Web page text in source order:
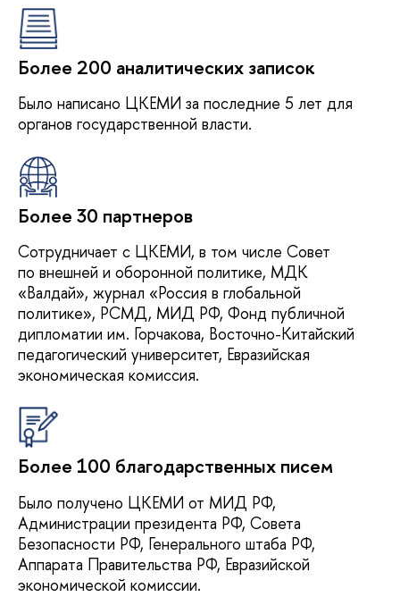
Более 200 аналитических записок
Было написано ЦКЕМИ за последние 5 лет для
органов государственной власти.
Более 30 партнеров
Сотрудничает с ЦКЕМИ, в том числе Совет
по внешней и оборонной политике, МДК
«Валдай», журнал «Россия в глобальной
политике», РСМД, МИД РФ, Фонд публичной
дипломатии им. Горчакова, Восточно-Китайский
педагогический университет, Евразийская
экономическая комиссия.
Более 100 благодарственных писем
Было получено ЦКЕМИ от МИД РФ,
Администрации президента РФ, Совета
Безопасности РФ, Генерального штаба РФ,
Аппарата Правительства РФ, Евразийской
экономической комиссии.